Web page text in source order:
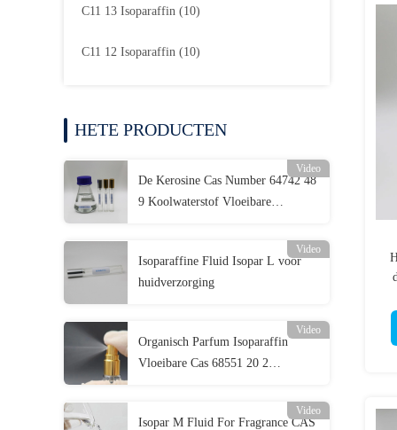
C11 13 Isoparaffin (10)
C11 12 Isoparaffin (10)
HETE PRODUCTEN
Video
De Kerosine Cas Number 64742 48
9 Koolwaterstof Vloeibare
Video
Isoparaffine Fluid Isopar L voor
huidverzorging
Video
Organisch Parfum Isoparaffin
Vloeibare Cas 68551 20 2
Video
Isopar M Fluid For Fragrance CAS